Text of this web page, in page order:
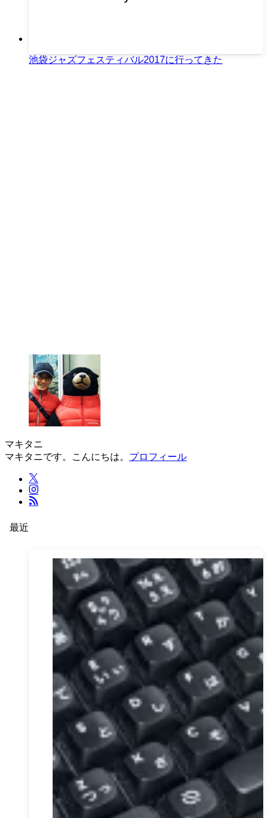
池袋ジャズフェスティバル2017に行ってきた
マキタニ
マキタニです。こんにちは。 プロフィール
最近